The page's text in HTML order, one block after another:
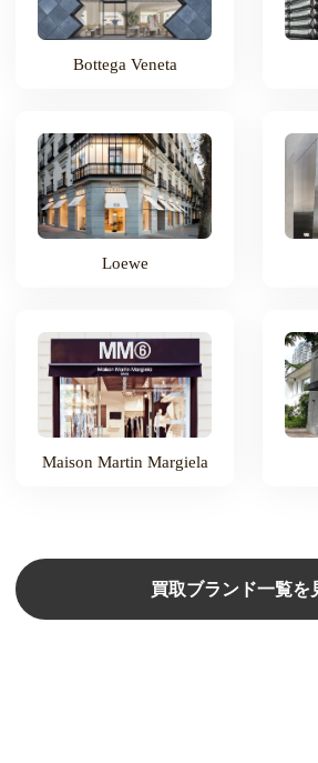
Bottega Veneta
Loewe
Maison Martin Margiela
買取ブランド一覧を